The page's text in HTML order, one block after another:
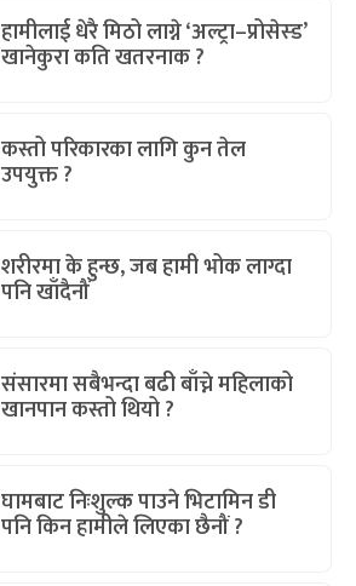
हामीलाई धेरै मिठो लाग्ने ‘अल्ट्रा–प्रोसेस्ड’
खानेकुरा कति खतरनाक ?
कस्तो परिकारका लागि कुन तेल
उपयुक्त ?
शरीरमा के हुन्छ, जब हामी भोक लाग्दा
पनि खाँदैनौं
संसारमा सबैभन्दा बढी बाँच्ने महिलाको
खानपान कस्तो थियो ?
घामबाट निःशुल्क पाउने भिटामिन डी
पनि किन हामीले लिएका छैनौं ?